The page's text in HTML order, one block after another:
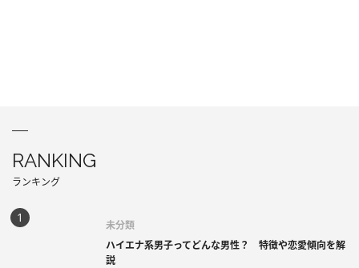
RANKING
ランキング
未分類
ハイエナ系男子ってどんな男性？ 特徴や恋愛傾向を解
説